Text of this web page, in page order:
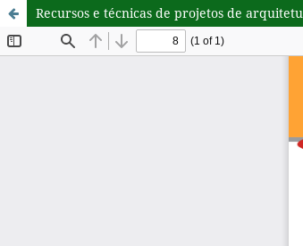
Recursos e técnicas de projetos de